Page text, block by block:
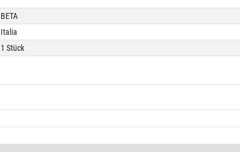
BETA
Italia
1 Stück